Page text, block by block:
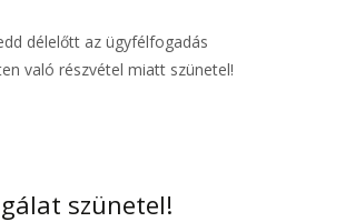
délelőtt az ügyfélfogadás
való részvétel miatt szünetel!
szünetel!